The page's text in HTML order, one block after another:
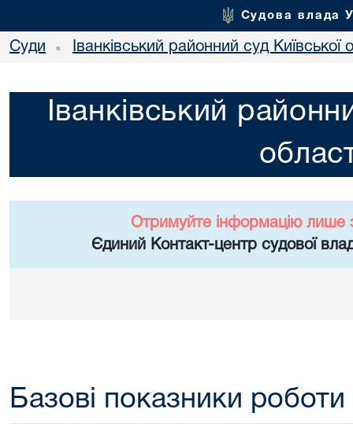
Судова влада
Суди • Іванківський районний суд Київської
Іванківський
Отримуйте інформацію лише
Єдиний Контакт-центр судової
Базові показники роботи